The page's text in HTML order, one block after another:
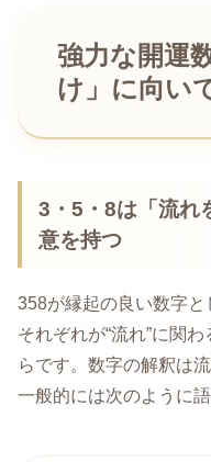
強力な開運
け」に向い
3・5・8は「流れ
意を持つ
358が縁起の良い数字
それぞれが“流れ”に関
らです。数字の解釈は
一般的には次のように語